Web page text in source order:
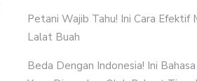
Petani Wajib Tahu! Ini Cara Efektif
Lalat Buah
Beda Dengan Indonesia! Ini